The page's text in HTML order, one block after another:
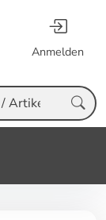
Anmelden